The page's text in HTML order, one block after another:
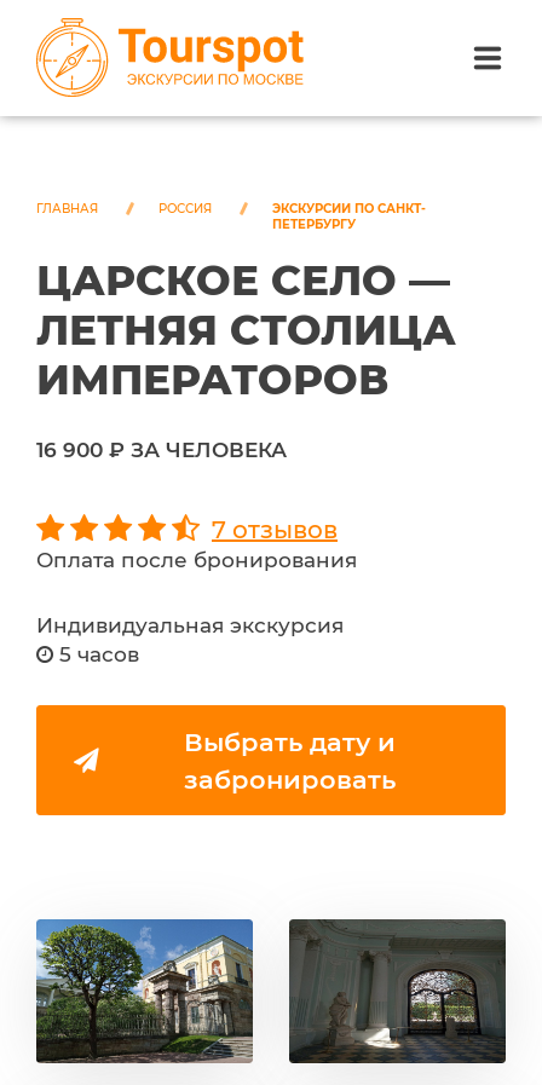
ЭКСКУРСИИ ПО МОСКВЕ
ЭКСКУРСИИ ПО СОЧИ
О НАС
ГЛАВНАЯ РОССИЯ
ЭКСКУРСИИ ПО САНКТ-
ПЕТЕРБУРГУ
ЦАРСКОЕ СЕЛО —
ЛЕТНЯЯ СТОЛИЦА
ИМПЕРАТОРОВ
16 900 ₽ ЗА ЧЕЛОВЕКА
7 отзывов
Оплата после бронирования
Индивидуальная экскурсия
5 часов
Выбрать дату и
забронировать